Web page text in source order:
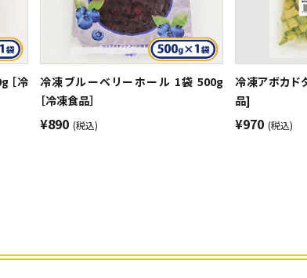
［冷
冷凍ブルーベリーホール 1袋 500g
［冷凍食品］
¥890 (税込)
冷凍アボカド
品]
¥970 (税込)